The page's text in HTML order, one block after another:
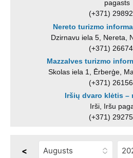
pagasts
(+371)
Nereto turizmo
Dzirnavu iela 5, Nereta,
(+371)
Mazzalves turizmo
Skolas iela 1, Ērberģe,
(+371)
Iršių dvaro klėtis –
Irši, Iršu
(+371)
<